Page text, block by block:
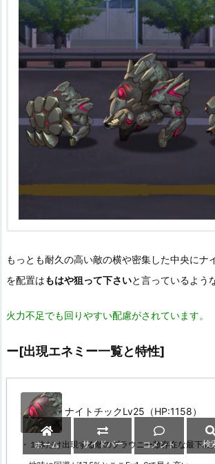
もっとも耐久の高い敵の横や密集した中央にナ
を配置はもはや狙って下さいと言っているよう
火力不足でも回りやすい配慮がされています。
ー[出現エネミー一覧と特性]
ナイトチックLv25（HP:1158）
・１体だけ出現する敵のブラウニー敵存在な最下級
ホーム サイドバー コメント 検